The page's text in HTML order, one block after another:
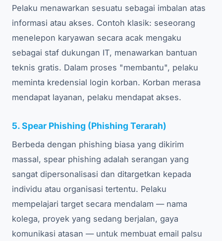
Pelaku menawarkan sesuatu sebagai imbalan atas
informasi atau akses. Contoh klasik: seseorang
menelepon karyawan secara acak mengaku
sebagai staf dukungan IT, menawarkan bantuan
teknis gratis. Dalam proses "membantu", pelaku
meminta kredensial login korban. Korban merasa
mendapat layanan, pelaku mendapat akses.
5. Spear Phishing (Phishing Terarah)
Berbeda dengan phishing biasa yang dikirim
massal, spear phishing adalah serangan yang
sangat dipersonalisasi dan ditargetkan kepada
individu atau organisasi tertentu. Pelaku
mempelajari target secara mendalam — nama
kolega, proyek yang sedang berjalan, gaya
komunikasi atasan — untuk membuat email palsu